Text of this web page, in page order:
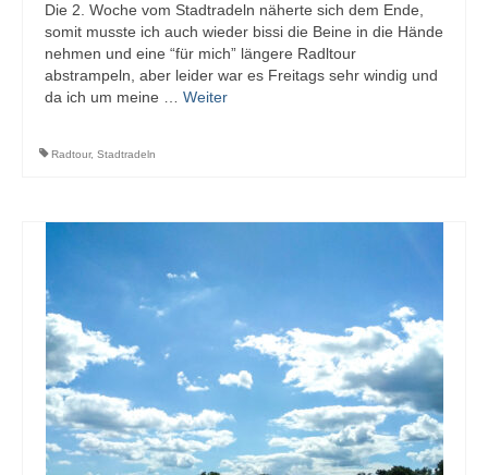
Die 2. Woche vom Stadtradeln näherte sich dem Ende,
somit musste ich auch wieder bissi die Beine in die Hände
nehmen und eine “für mich” längere Radltour
abstrampeln, aber leider war es Freitags sehr windig und
da ich um meine … Weiter
Radtour, Stadtradeln